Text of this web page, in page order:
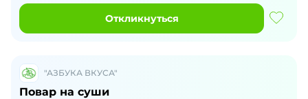
Откликнуться
"АЗБУКА ВКУСА"
Повар на суши